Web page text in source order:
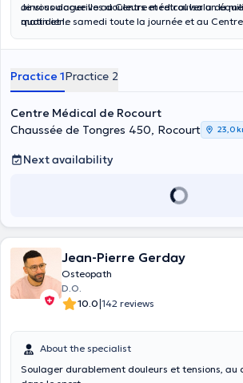
ainsi soulager vos douleurs et retrouver un
quotidien.
Je vous accueille au Centre médical Isala du
matin et le samedi toute la journée et au
Practice 1Practice 2
Centre Médical de Rocourt
Chaussée de Tongres 450, Rocourt
23,0
Next availability
Jean-Pierre Gerday
Osteopath
D.O.
10.0|142 reviews
About the specialist
Soulager durablement douleurs et tensions, au